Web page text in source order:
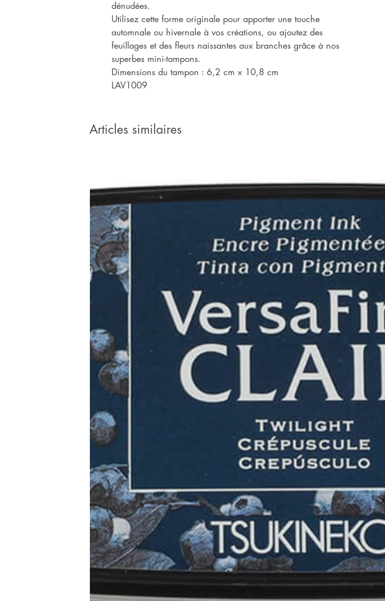
dénudées.
Utilisez cette forme originale pour apporter une touche
automnale ou hivernale à vos créations, ou ajoutez des
feuillages et des fleurs naissantes aux branches grâce à nos
superbes mini-tampons.
Dimensions du tampon : 6,2 cm x 10,8 cm
LAV1009
Articles similaires